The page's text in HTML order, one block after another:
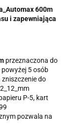
600m
i zapewniająca
przeznaczona do
5 osób
do
P-5, kart
pozwala na